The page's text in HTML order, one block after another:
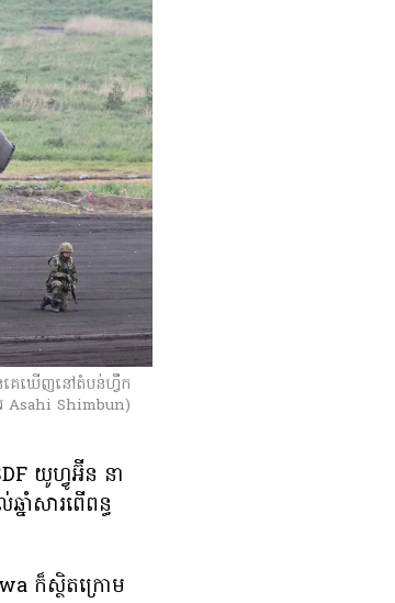
នគេឃើញនៅតំបន់ហ្វឹក
Asahi Shimbun)
យូហ្វូអ៊ីន នា
ាំសារពើពន្ធ
ក៏ស្ថិតក្រោម